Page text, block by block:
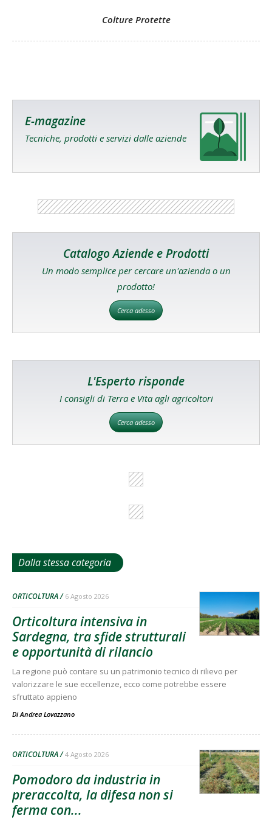
Colture Protette
E-magazine
Tecniche, prodotti e servizi dalle aziende
Catalogo Aziende e Prodotti
Un modo semplice per cercare un'azienda o un
prodotto!
Cerca adesso
L'Esperto risponde
I consigli di Terra e Vita agli agricoltori
Cerca adesso
Dalla stessa categoria
ORTICOLTURA 6 Agosto 2026
Orticoltura intensiva in
Sardegna, tra sfide strutturali
e opportunità di rilancio
La regione può contare su un patrimonio tecnico di rilievo per
valorizzare le sue eccellenze, ecco come potrebbe essere
sfruttato appieno
Di Andrea Lovazzano
ORTICOLTURA 4 Agosto 2026
Pomodoro da industria in
preraccolta, la difesa non si
ferma con...